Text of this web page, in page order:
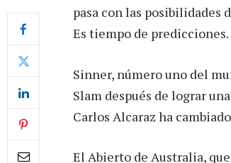
pasa con las posibilidades
Es tiempo de
Sinner, número uno del
Slam después de lograr
Carlos Alcaraz ha
El Abierto de Australia,